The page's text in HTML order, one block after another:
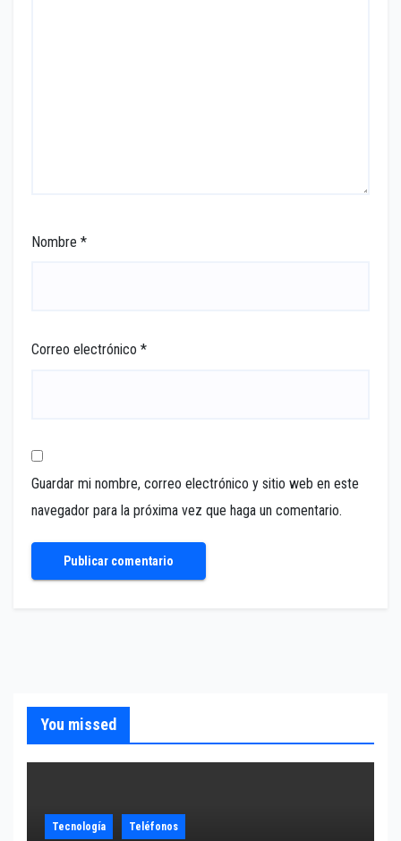
Nombre *
Correo electrónico *
Guardar mi nombre, correo electrónico y sitio web en este
navegador para la próxima vez que haga un comentario.
You missed
Tecnología Teléfonos